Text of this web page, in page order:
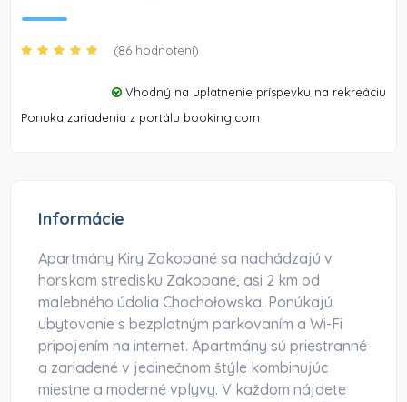
(86 hodnotení)
Vhodný na uplatnenie príspevku na rekreáciu
Ponuka zariadenia z portálu booking.com
Informácie
Apartmány Kiry Zakopané sa nachádzajú v
horskom stredisku Zakopané, asi 2 km od
malebného údolia Chochołowska. Ponúkajú
ubytovanie s bezplatným parkovaním a Wi-Fi
pripojením na internet. Apartmány sú priestranné
a zariadené v jedinečnom štýle kombinujúc
miestne a moderné vplyvy. V každom nájdete